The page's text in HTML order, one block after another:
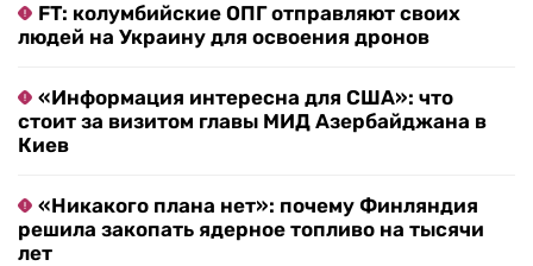
FT: колумбийские ОПГ отправляют своих
людей на Украину для освоения дронов
«Информация интересна для США»: что
стоит за визитом главы МИД Азербайджана в
Киев
«Никакого плана нет»: почему Финляндия
решила закопать ядерное топливо на тысячи
лет